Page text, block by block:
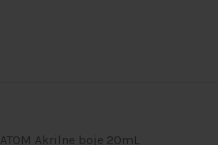
ATOM Akrilne boje 20mL